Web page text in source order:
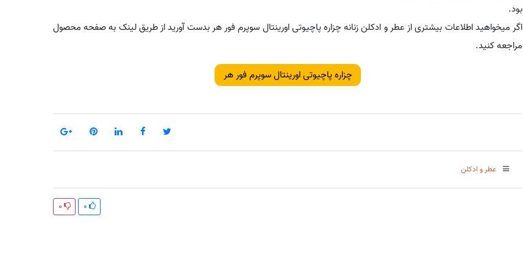
بود.
اگر میخواهید اطلاعات بیشتری از عطر و ادکلن زنانه چزاره پاچیوتی اورینتال سوپرم فور هر بدست آورید از طریق لینک به صفحه محصول
مراجعه کنید.
چزاره پاچیوتی اورینتال سوپرم فور هر
عطر و ادکلن